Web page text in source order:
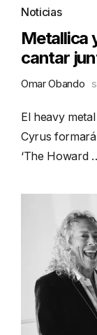
Noticias
Metallica
cantar
Omar Obando
El heavy
Cyrus
‘The Howard